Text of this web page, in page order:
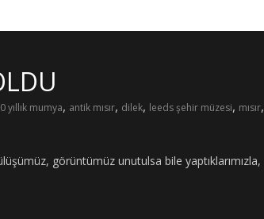
yıllık mumya, antik mısır, dilek, leeds şehir müzesi, mısır,
görüntümüz unutulsa bile yaptıklarımızla,